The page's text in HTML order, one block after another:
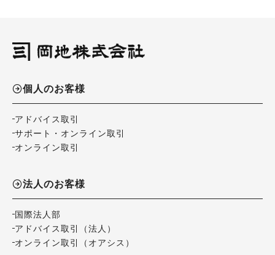
個人のお客様
アドバイス取引
サポート・オンライン取引
オンライン取引
法人のお客様
国際法人部
アドバイス取引（法人）
オンライン取引（オアシス）